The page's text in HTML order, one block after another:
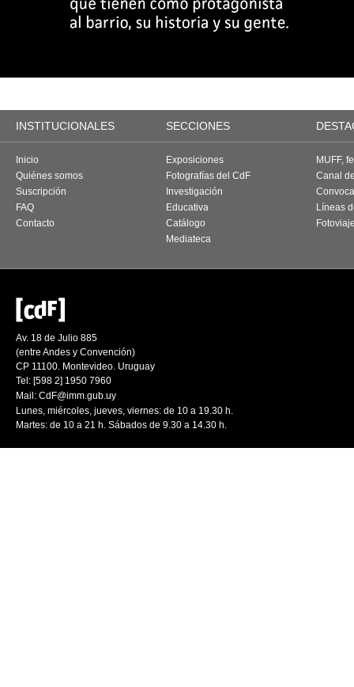
INSTITUCIONALES SECCIONES
Inicio
Quiénes somos
Suscripción
FAQ
Contacto
Exposiciones
Fotografías del CdF
Investigación
Educativa
Catálogo
Mediateca
MUFF,
Canal
Líneas
Av. 18 de Julio 885
(entre Andes y Convención)
CP 11100. Montevideo. Uruguay
Tel: [598 2] 1950 7960
Mail: CdF@imm.gub.uy
Lunes, miércoles, jueves, viernes: de 10 a 19.30 h.
Martes: de 10 a 21 h. Sábados de 9.30 a 14.30 h.